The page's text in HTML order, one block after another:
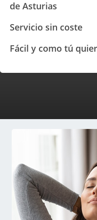
de Asturias
Servicio sin coste
Fácil y como tú